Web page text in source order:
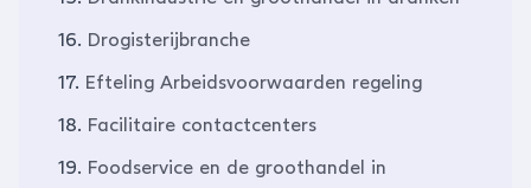
16. Drogisterijbranche
17. Efteling Arbeidsvoorwaarden regeling
18. Facilitaire contactcenters
19. Foodservice en de groothandel in